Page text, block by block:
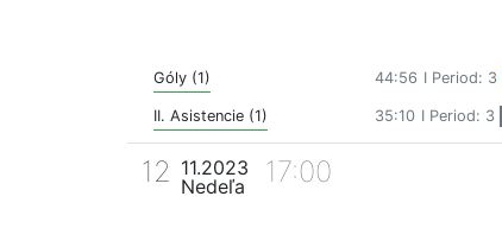
Góly (1) 44:56 I Period: 3
II. Asistencie (1) 35:10 I Period: 3
12 11.2023
Nedeľa
17:00